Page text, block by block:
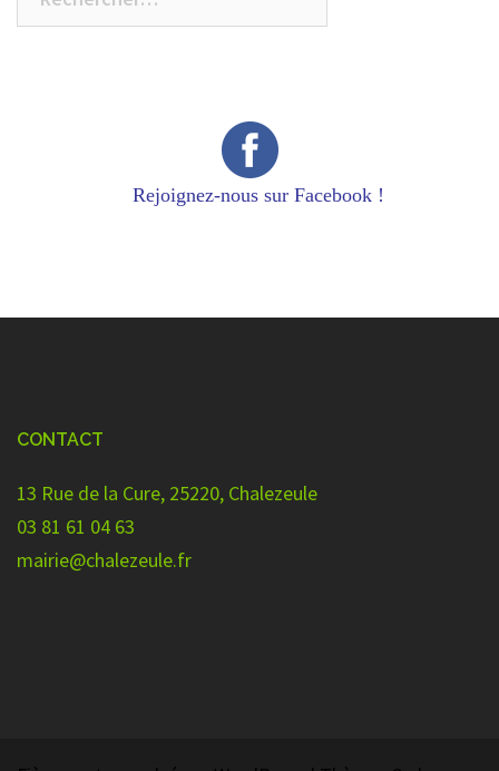
Rejoignez-nous sur Facebook !
CONTACT
13 Rue de la Cure, 25220, Chalezeule
03 81 61 04 63
mairie@chalezeule.fr